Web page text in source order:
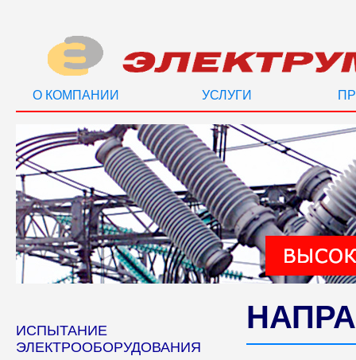
О КОМПАНИИ УСЛУГИ
ИСПЫТАНИЕ
ЭЛЕКТРООБОРУДОВАНИЯ